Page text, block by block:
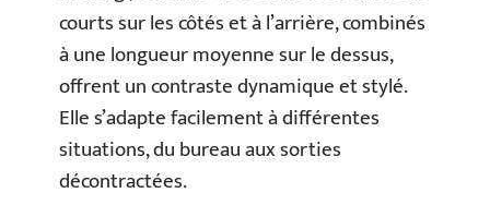
courts sur les côtés et à l’arrière, combinés
à une longueur moyenne sur le dessus,
offrent un contraste dynamique et stylé.
Elle s’adapte facilement à différentes
situations, du bureau aux sorties
décontractées.